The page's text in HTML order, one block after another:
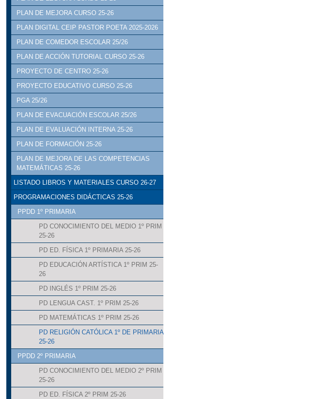
PLAN DE MEJORA CURSO 25-26
PLAN DIGITAL CEIP PASTOR POETA 2025-2026
PLAN DE COMEDOR ESCOLAR 25/26
PLAN DE ACCIÓN TUTORIAL CURSO 25-26
PROYECTO DE CENTRO 25-26
PROYECTO EDUCATIVO CURSO 25-26
PGA 25/26
PLAN DE EVACUACIÓN ESCOLAR 25/26
PLAN DE EVALUACIÓN INTERNA 25-26
PLAN DE FORMACIÓN 25-26
PLAN DE MEJORA DE LAS COMPETENCIAS
MATEMÁTICAS 25-26
LISTADO LIBROS Y MATERIALES CURSO 26-27
PROGRAMACIONES DIDÁCTICAS 25-26
PPDD 1º PRIMARIA
PD CONOCIMIENTO DEL MEDIO 1º PRIM
25-26
PD ED. FÍSICA 1º PRIMARIA 25-26
PD EDUCACIÓN ARTÍSTICA 1º PRIM 25-
26
PD INGLÉS 1º PRIM 25-26
PD LENGUA CAST. 1º PRIM 25-26
PD MATEMÁTICAS 1º PRIM 25-26
PD RELIGIÓN CATÓLICA 1º DE PRIMARIA
25-26
PPDD 2º PRIMARIA
PD CONOCIMIENTO DEL MEDIO 2º PRIM
25-26
PD ED. FÍSICA 2º PRIM 25-26